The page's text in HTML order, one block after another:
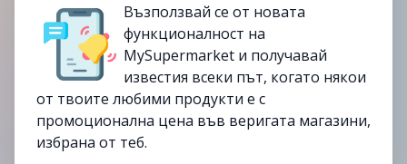
27/08
Възползвай се от новата
функционалност на
MySupermarket и получавай
известия всеки път, когато някои
от твоите любими продукти е с
промоционална цена във веригата магазини,
избрана от теб.